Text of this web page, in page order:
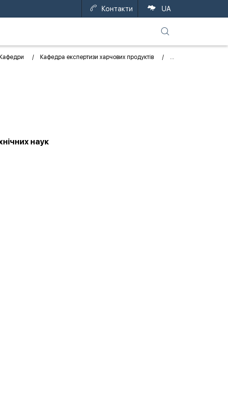
UA
EN
Контакти
Кафедри Кафедра експертизи харчових продуктів
наук